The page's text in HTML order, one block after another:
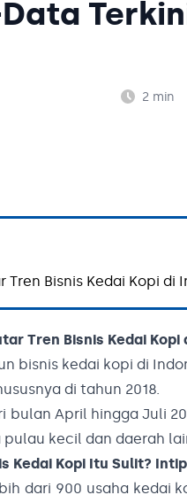
2 min
Bisnis Kedai Kopi di
Tren Bisnis Kedai Kopi
bisnis kedai kopi di
di tahun 2018.
April hingga Juli
kecil dan daerah
Kedai Kopi Itu Sulit?
dari 900 usaha kedai